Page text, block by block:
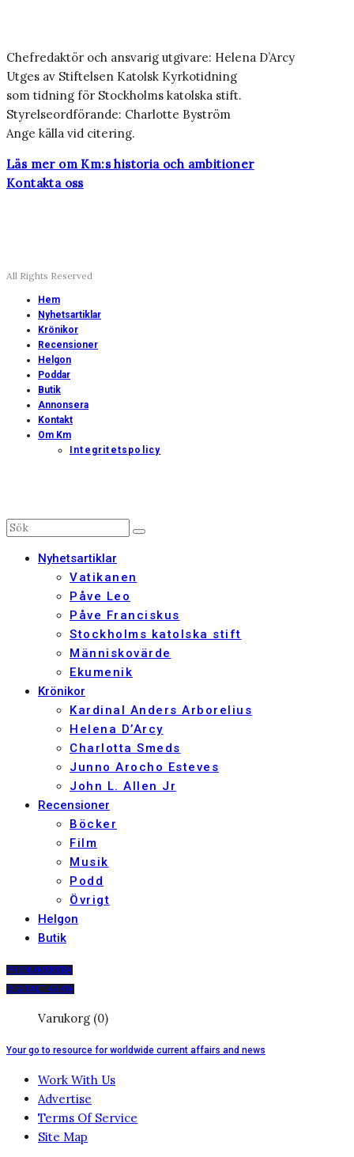
Chefredaktör och ansvarig utgivare: Helena D’Arcy
Utges av Stiftelsen Katolsk Kyrkotidning
som tidning för Stockholms katolska stift.
Styrelseordförande: Charlotte Byström
Ange källa vid citering.
Läs mer om Km:s historia och ambitioner
Kontakta oss
All Rights Reserved
Hem
Nyhetsartiklar
Krönikor
Recensioner
Helgon
Poddar
Butik
Annonsera
Kontakt
Om Km
Integritetspolicy
Nyhetsartiklar
Vatikanen
Påve Leo
Påve Franciskus
Stockholms katolska stift
Människovärde
Ekumenik
Krönikor
Kardinal Anders Arborelius
Helena D’Arcy
Charlotta Smeds
Junno Arocho Esteves
John L. Allen Jr
Recensioner
Böcker
Film
Musik
Podd
Övrigt
Helgon
Butik
PRENUMERERA
DIGITALT ARKIV
Varukorg (0)
Your go to resource for worldwide current affairs and news
Work With Us
Advertise
Terms Of Service
Site Map